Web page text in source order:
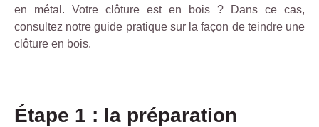
en métal. Votre clôture est en bois ? Dans ce cas,
consultez notre guide pratique sur la façon de teindre une
clôture en bois.
Étape 1 : la préparation